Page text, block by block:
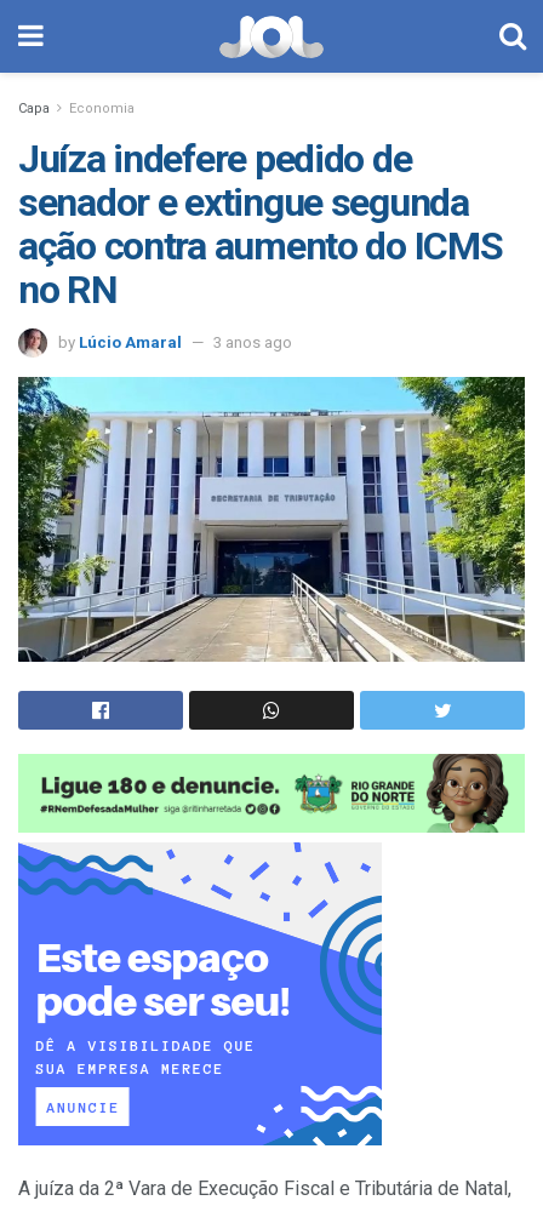
Capa Economia
Juíza indefere pedido de
senador e extingue segunda
ação contra aumento do ICMS
no RN
by Lúcio Amaral 3 anos ago
A juíza da 2ª Vara de Execução Fiscal e Tributária de Natal,